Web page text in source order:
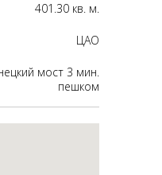
401.30 кв. м.
ЦАО
мост 3 мин.
пешком